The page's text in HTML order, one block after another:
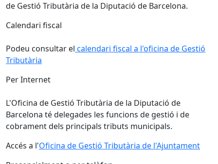
de Gestió Tributària de la Diputació de Barcelona.
Calendari fiscal
Podeu consultar el calendari fiscal a l'oficina de Gestió
Tributària
Per Internet
L'Oficina de Gestió Tributària de la Diputació de
Barcelona té delegades les funcions de gestió i de
cobrament dels principals tributs municipals.
Accés a l'Oficina de Gestió Tributària de l'Ajuntament